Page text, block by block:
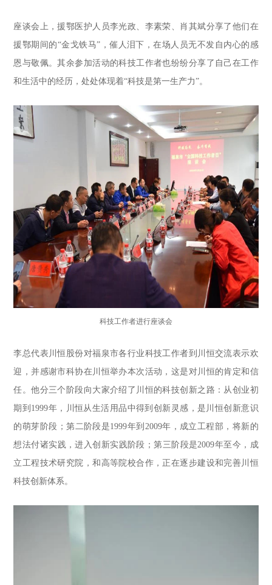
座谈会上，援鄂医护人员李光政、李素荣、肖其斌分享了他们在
援鄂期间的“金戈铁马”，催人泪下，在场人员无不发自内心的感
恩与敬佩。其余参加活动的科技工作者也纷纷分享了自己在工作
和生活中的经历，处处体现着“科技是第一生产力”。
科技工作者进行座谈会
李总代表川恒股份对福泉市各行业科技工作者到川恒交流表示欢
迎，并感谢市科协在川恒举办本次活动，这是对川恒的肯定和信
任。他分三个阶段向大家介绍了川恒的科技创新之路：从创业初
期到1999年，川恒从生活用品中得到创新灵感，是川恒创新意识
的萌芽阶段；第二阶段是1999年到2009年，成立工程部，将新的
想法付诸实践，进入创新实践阶段；第三阶段是2009年至今，成
立工程技术研究院，和高等院校合作，正在逐步建设和完善川恒
科技创新体系。